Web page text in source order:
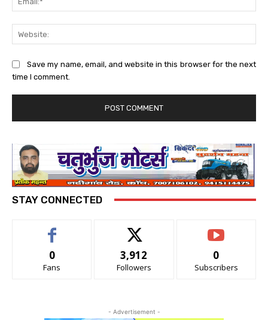
Save my name, email, and website in this browser for the next
time I comment.
STAY CONNECTED
0
Fans
3,912
Followers
0
Subscribers
- Advertisement -